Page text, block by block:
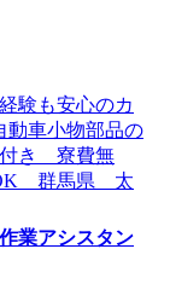
業アシスタン